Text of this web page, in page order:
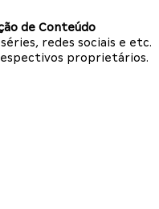
de Conteúdo
redes sociais e etc.
proprietários.